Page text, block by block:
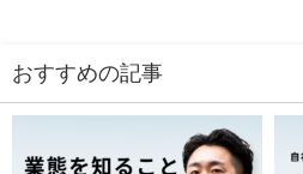
おすすめの記事